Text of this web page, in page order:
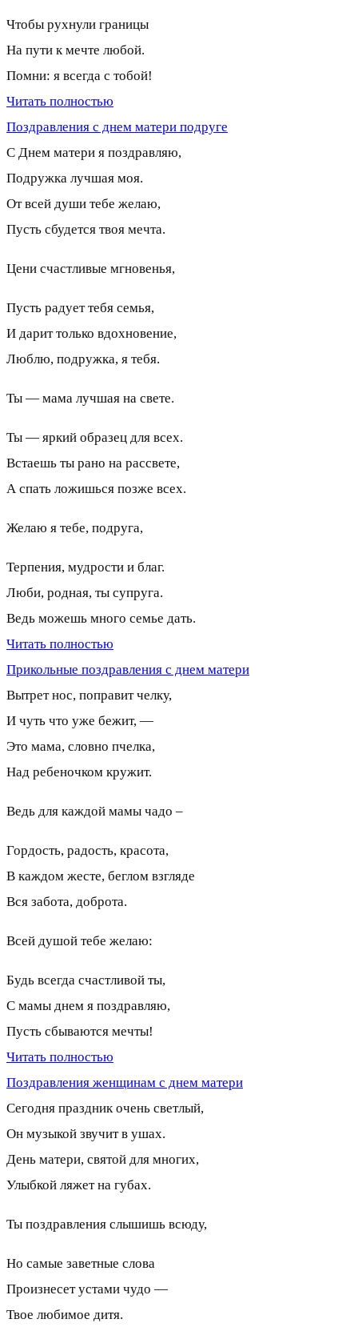
Чтобы рухнули границы
На пути к мечте любой.
Помни: я всегда с тобой!
Читать полностью
Поздравления с днем матери подруге
С Днем матери я поздравляю,
Подружка лучшая моя.
От всей души тебе желаю,
Пусть сбудется твоя мечта.
Цени счастливые мгновенья,
Пусть радует тебя семья,
И дарит только вдохновение,
Люблю, подружка, я тебя.
Ты — мама лучшая на свете.
Ты — яркий образец для всех.
Встаешь ты рано на рассвете,
А спать ложишься позже всех.
Желаю я тебе, подруга,
Терпения, мудрости и благ.
Люби, родная, ты супруга.
Ведь можешь много семье дать.
Читать полностью
Прикольные поздравления с днем матери
Вытрет нос, поправит челку,
И чуть что уже бежит, —
Это мама, словно пчелка,
Над ребеночком кружит.
Ведь для каждой мамы чадо –
Гордость, радость, красота,
В каждом жесте, беглом взгляде
Вся забота, доброта.
Всей душой тебе желаю:
Будь всегда счастливой ты,
С мамы днем я поздравляю,
Пусть сбываются мечты!
Читать полностью
Поздравления женщинам с днем матери
Сегодня праздник очень светлый,
Он музыкой звучит в ушах.
День матери, святой для многих,
Улыбкой ляжет на губах.
Ты поздравления слышишь всюду,
Но самые заветные слова
Произнесет устами чудо —
Твое любимое дитя.